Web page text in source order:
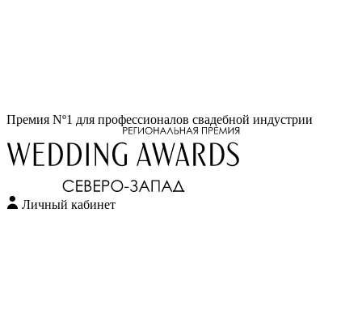
Перейти
содержимому
Премия Nº1 для профессионалов свадебной индустрии
Личный кабинет